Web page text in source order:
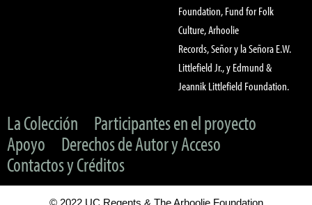
Foundation, Fund for Folk
Culture, Arhoolie
Records, Señor y la Señora E.W.
Littlefield Jr., y Edmund &
Jeannik Littlefield Foundation.
La Colección
Participantes en el proyecto
Apoyo
Derechos de Autor y Acceso
Contactos y Créditos